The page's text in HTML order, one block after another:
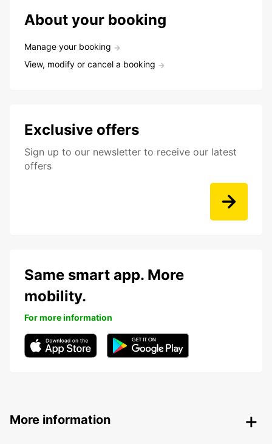
About your booking
Manage your booking
View, modify or cancel a booking
Exclusive offers
Sign up to our newsletter to receive our latest
offers
Same smart app. More
mobility.
For more information
More information